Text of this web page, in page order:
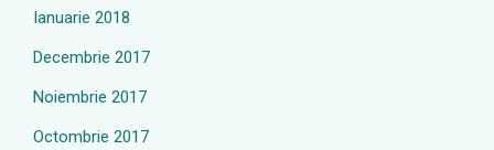
Ianuarie 2018
Decembrie 2017
Noiembrie 2017
Octombrie 2017